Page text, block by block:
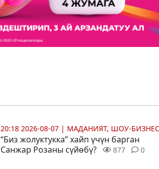
20:18 2026-08-07 | МАДАНИЯТ, ШОУ-БИЗНЕС
“Биз жолуктукка” хайп үчүн барган
Санжар Розаны сүйөбү?
877 0